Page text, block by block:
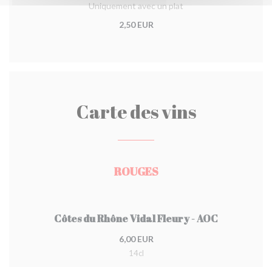
Uniquement avec un plat
2,50 EUR
Carte des vins
ROUGES
Côtes du Rhône Vidal Fleury - AOC
6,00 EUR
14cl